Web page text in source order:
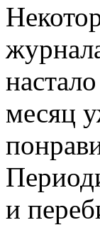
месяц
и